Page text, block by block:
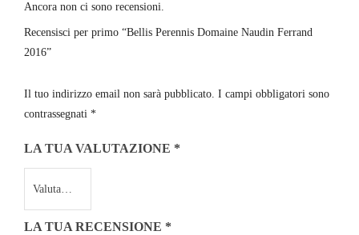
Ancora non ci sono recensioni.
Recensisci per primo “Bellis Perennis Domaine Naudin Ferrand
2016”
Il tuo indirizzo email non sarà pubblicato. I campi obbligatori sono
contrassegnati *
LA TUA VALUTAZIONE *
LA TUA RECENSIONE *